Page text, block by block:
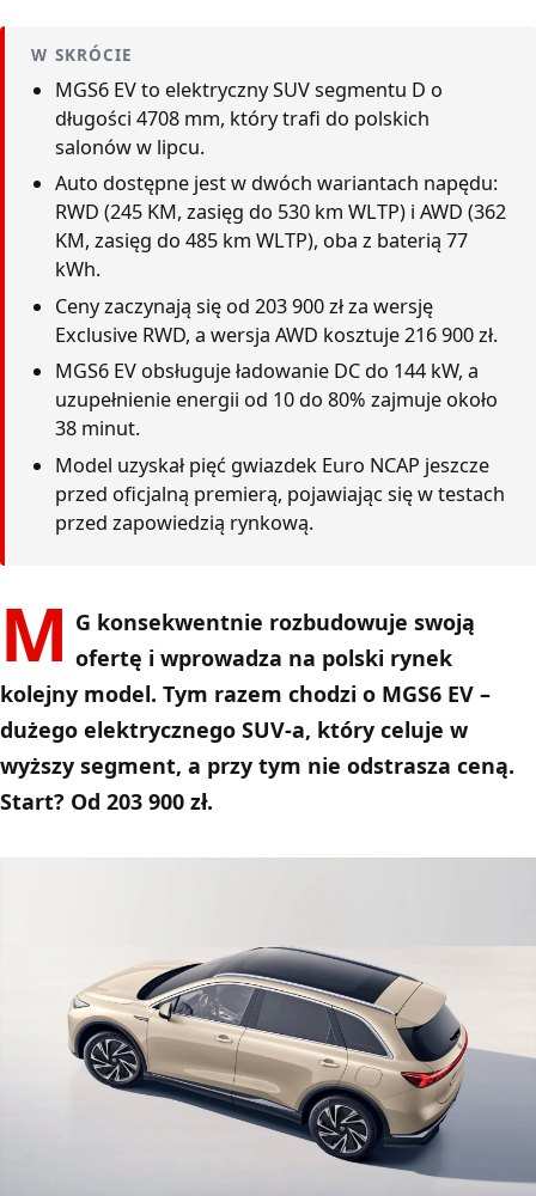
W SKRÓCIE
MGS6 EV to elektryczny SUV segmentu D o
długości 4708 mm, który trafi do polskich
salonów w lipcu.
Auto dostępne jest w dwóch wariantach napędu:
RWD (245 KM, zasięg do 530 km WLTP) i AWD (362
KM, zasięg do 485 km WLTP), oba z baterią 77
kWh.
Ceny zaczynają się od 203 900 zł za wersję
Exclusive RWD, a wersja AWD kosztuje 216 900 zł.
MGS6 EV obsługuje ładowanie DC do 144 kW, a
uzupełnienie energii od 10 do 80% zajmuje około
38 minut.
Model uzyskał pięć gwiazdek Euro NCAP jeszcze
przed oficjalną premierą, pojawiając się w testach
przed zapowiedzią rynkową.
M G konsekwentnie rozbudowuje swoją
ofertę i wprowadza na polski rynek
kolejny model. Tym razem chodzi o MGS6 EV –
dużego elektrycznego SUV-a, który celuje w
wyższy segment, a przy tym nie odstrasza ceną.
Start? Od 203 900 zł.